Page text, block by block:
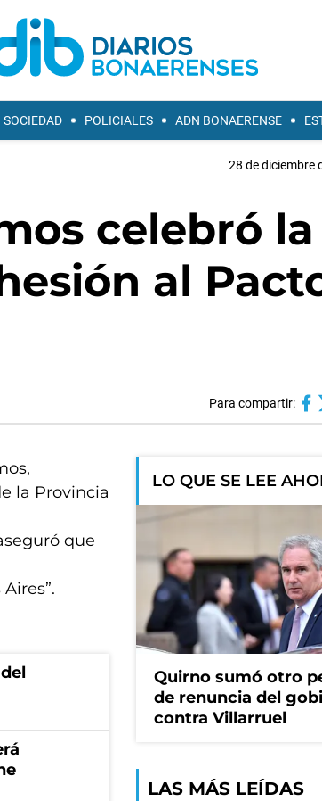
SOCIEDAD POLICIALES ADN BONAERENSE
28 de diciembre
celebró la
al
Para compartir:
la Provincia
que
LO QUE SE LEE
Quirno sumó otro
de renuncia del
contra Villarruel
LAS MÁS LEÍDAS